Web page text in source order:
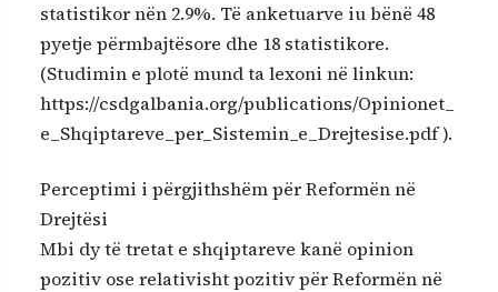
statistikor nën 2.9%. Të anketuarve iu bënë 48
pyetje përmbajtësore dhe 18 statistikore.
(Studimin e plotë mund ta lexoni në linkun:
https://csdgalbania.org/publications/Opinionet_
e_Shqiptareve_per_Sistemin_e_Drejtesise.pdf ).
Perceptimi i përgjithshëm për Reformën në
Drejtësi
Mbi dy të tretat e shqiptareve kanë opinion
pozitiv ose relativisht pozitiv për Reformën në